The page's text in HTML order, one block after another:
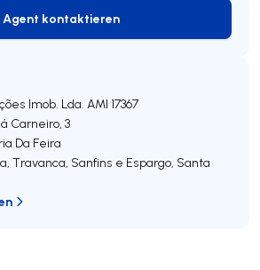
Agent kontaktieren
Agent kontaktieren
Imob. Lda. AMI 17367
Carneiro, 3
Da Feira
Travanca, Sanfins e Espargo, Santa